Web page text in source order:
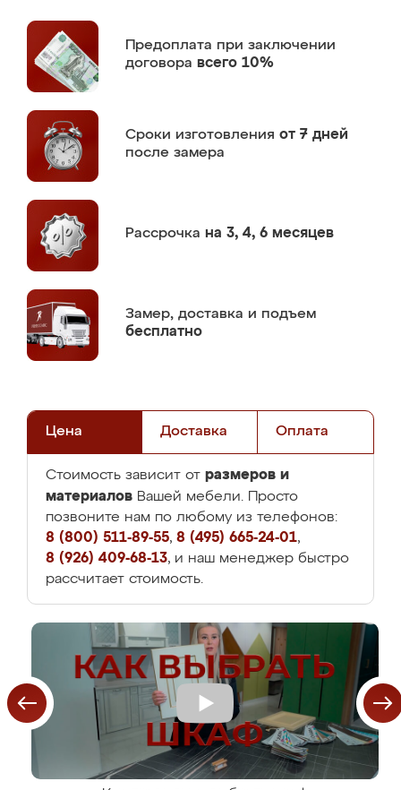
Предоплата при заключении
договора всего 10%
Сроки изготовления от 7 дней
после замера
Рассрочка на 3, 4, 6 месяцев
Замер, доставка и подъем
бесплатно
Цена Доставка Оплата
Стоимость зависит от размеров и
материалов Вашей мебели. Просто
позвоните нам по любому из телефонов:
8 (800) 511-89-55, 8 (495) 665-24-01,
8 (926) 409-68-13, и наш менеджер быстро
рассчитает стоимость.